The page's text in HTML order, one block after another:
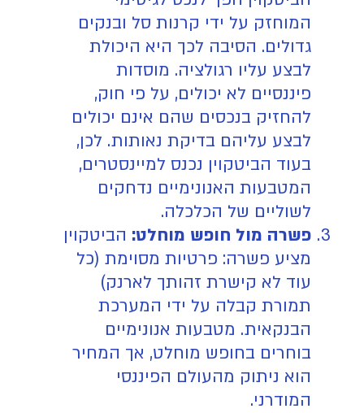
המוחזק על ידי קרנות סל ובנקים
גדולים. הסיבה לכך היא היכולת
לבצע עליו רגולציה. מוסדות
פיננסיים לא יכולים, על פי חוק,
להחזיק בנכסים שהם אינם יכולים
לבצע עליהם בדיקת נאותות. לכן,
בעוד הביטקוין נכנס למיינסטרים,
המטבעות האנונימיים נדחקים
לשוליים של הכלכלה.
פשרה מול חופש מוחלט: הביטקוין
מציע פשרה: פרטיות מסוימת (כל
עוד לא קישרת זהותך לארנק)
תמורת קבלה על ידי המערכת
הבנקאית. מטבעות אנונימיים
בוחרים בחופש מוחלט, אך המחיר
הוא ניתוק מהעולם הפיננסי
המודרני.